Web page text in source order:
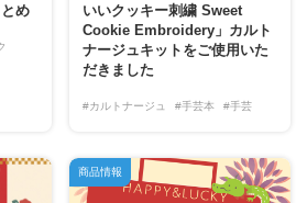
め
いいクッキー刺繍 Sweet
Cookie Embroidery」カルト
ナージュキットをご使用いた
だきました
#カルトナージュ #手芸本 #手芸
商品情報